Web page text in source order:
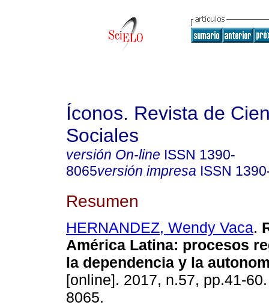
Íconos. Revista de
Sociales
versión On-line ISSN 1390-
8065versión impresa ISSN
Resumen
HERNANDEZ, Wendy Vaca.
América Latina: procesos
la dependencia y la
[online]. 2017, n.57, pp.41-
8065.